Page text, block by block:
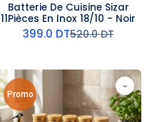
Batterie De Cuisine Sizar
11Pièces En Inox 18/10 - Noir
399.0 DT520.0DT
Promo